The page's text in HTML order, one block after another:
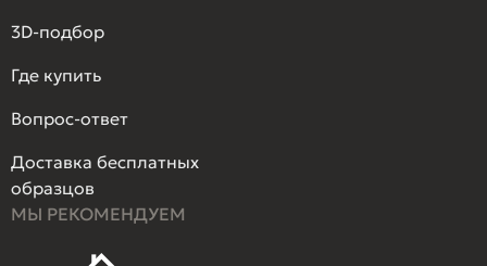
3D-подбор
Где купить
Вопрос-ответ
Доставка бесплатных
образцов
МЫ РЕКОМЕНДУЕМ